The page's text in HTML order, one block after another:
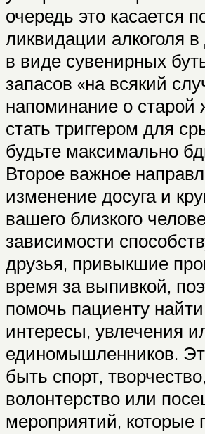
очередь это касается
ликвидации алкоголя
в виде сувенирных
запасов «на всякий
напоминание о старой
стать триггером для
будьте максимально
Второе важное
изменение досуга и
вашего близкого
зависимости
друзья, привыкшие
время за выпивкой,
помочь пациенту
интересы, увлечения
единомышленников.
быть спорт, творчество,
волонтерство или
мероприятий, которые